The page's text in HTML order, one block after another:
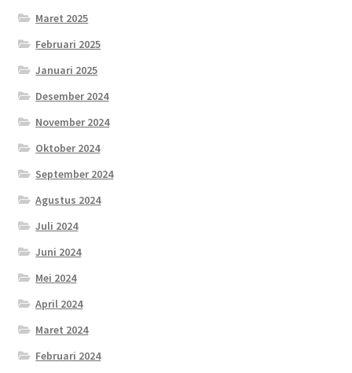
Maret 2025
Februari 2025
Januari 2025
Desember 2024
November 2024
Oktober 2024
September 2024
Agustus 2024
Juli 2024
Juni 2024
Mei 2024
April 2024
Maret 2024
Februari 2024